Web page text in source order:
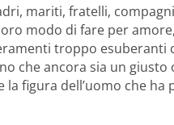
mariti, fratelli,
modo di fare per
troppo esuberanti
che ancora sia un giusto
figura dell’uomo che